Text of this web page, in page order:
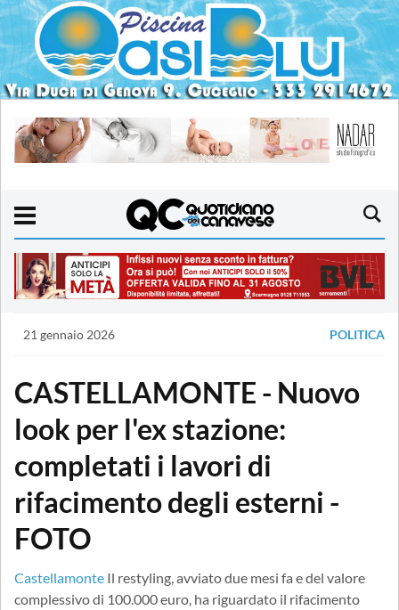
21 gennaio 2026 POLITICA
CASTELLAMONTE - Nuovo
look per l'ex stazione:
completati i lavori di
rifacimento degli esterni -
FOTO
Castellamonte Il restyling, avviato due mesi fa e del valore
complessivo di 100.000 euro, ha riguardato il rifacimento